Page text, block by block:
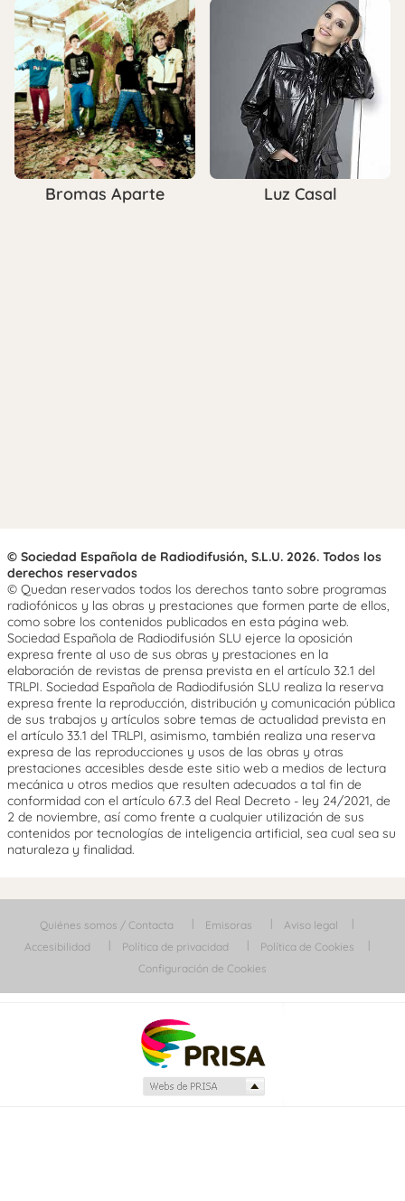
Bromas Aparte Luz Casal
© Sociedad Española de Radiodifusión, S.L.U. 2026. Todos los
derechos reservados
© Quedan reservados todos los derechos tanto sobre programas
radiofónicos y las obras y prestaciones que formen parte de ellos,
como sobre los contenidos publicados en esta página web.
Sociedad Española de Radiodifusión SLU ejerce la oposición
expresa frente al uso de sus obras y prestaciones en la
elaboración de revistas de prensa prevista en el artículo 32.1 del
TRLPI. Sociedad Española de Radiodifusión SLU realiza la reserva
expresa frente la reproducción, distribución y comunicación pública
de sus trabajos y artículos sobre temas de actualidad prevista en
el artículo 33.1 del TRLPI, asimismo, también realiza una reserva
expresa de las reproducciones y usos de las obras y otras
prestaciones accesibles desde este sitio web a medios de lectura
mecánica u otros medios que resulten adecuados a tal fin de
conformidad con el artículo 67.3 del Real Decreto - ley 24/2021, de
2 de noviembre, así como frente a cualquier utilización de sus
contenidos por tecnologías de inteligencia artificial, sea cual sea su
naturaleza y finalidad.
Quiénes somos / Contacta Emisoras
Aviso legal
Accesibilidad
Política de privacidad
Política de Cookies
Configuración de Cookies